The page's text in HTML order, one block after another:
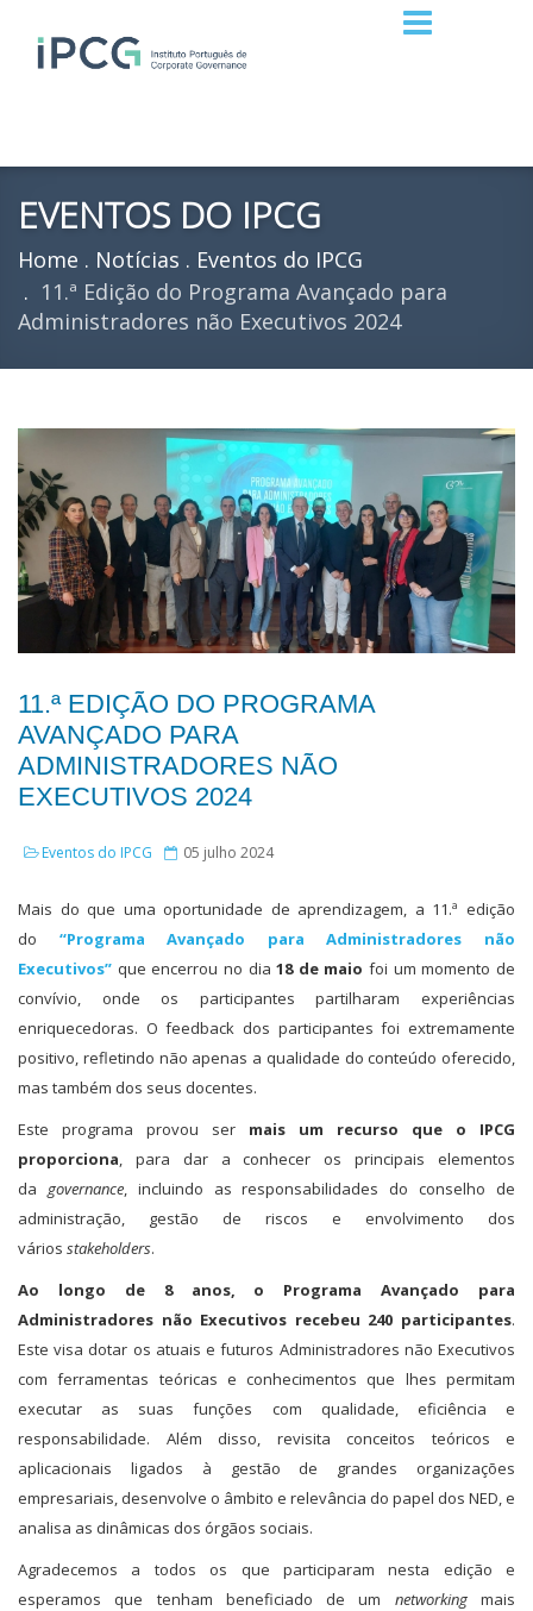
EVENTOS DO IPCG
Home Notícias
Eventos do IPCG
11.ª Edição do Programa Avançado para
Administradores não Executivos 2024
11.ª EDIÇÃO DO PROGRAMA
AVANÇADO PARA
ADMINISTRADORES NÃO
EXECUTIVOS 2024
Eventos do IPCG 05 julho 2024
Mais do que uma oportunidade de aprendizagem, a 11.ª edição
do “Programa Avançado para Administradores não
Executivos” que encerrou no dia 18 de maiofoi um momento de
convívio, onde os participantes partilharam experiências
enriquecedoras. O feedback dos participantes foi extremamente
positivo, refletindo não apenas a qualidade do conteúdo oferecido,
mas também dos seus docentes.
Este programa provou ser mais um recurso que o IPCG
proporciona, para dar a conhecer os principais elementos
da governance, incluindo as responsabilidades do conselho de
administração, gestão de riscos e envolvimento dos
vários stakeholders.
Ao longo de 8 anos, o Programa Avançado para
Administradores não Executivos recebeu 240 participantes.
Este visa dotar os atuais e futuros Administradores não Executivos
com ferramentas teóricas e conhecimentos que lhes permitam
executar as suas funções com qualidade, eficiência e
responsabilidade. Além disso, revisita conceitos teóricos e
aplicacionais ligados à gestão de grandes organizações
empresariais, desenvolve o âmbito e relevância do papel dos NED, e
analisa as dinâmicas dos órgãos sociais.
Agradecemos a todos os que participaram nesta edição e
esperamos que tenham beneficiado de um networkingmais